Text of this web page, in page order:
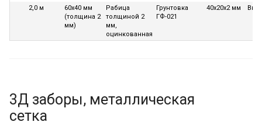
2,0 м
60х40 мм
(толщина 2
мм)
Рабица
толщиной 2
мм,
оцинкованная
Грунтовка
ГФ-021
40х20х2 мм
3Д заборы, металлическая
сетка